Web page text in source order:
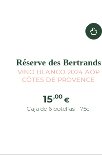
Réserve des Bertrands
VINO BLANCO 2024 AOP
CÔTES DE PROVENCE
Precio
regular
15,00 €
Caja de 6 botellas - 75cl